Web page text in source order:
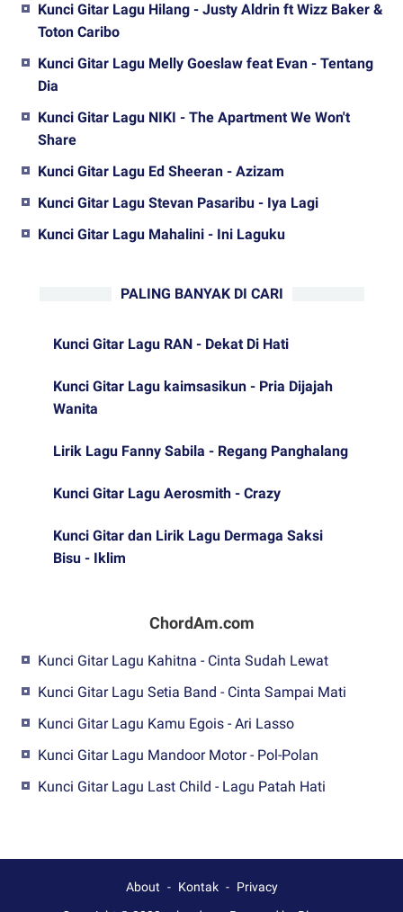
Kunci Gitar Lagu Hilang - Justy Aldrin ft Wizz Baker &
Toton Caribo
Kunci Gitar Lagu Melly Goeslaw feat Evan - Tentang
Dia
Kunci Gitar Lagu NIKI - The Apartment We Won't
Share
Kunci Gitar Lagu Ed Sheeran - Azizam
Kunci Gitar Lagu Stevan Pasaribu - Iya Lagi
Kunci Gitar Lagu Mahalini - Ini Laguku
PALING BANYAK DI CARI
Kunci Gitar Lagu RAN - Dekat Di Hati
Kunci Gitar Lagu kaimsasikun - Pria Dijajah
Wanita
Lirik Lagu Fanny Sabila - Regang Panghalang
Kunci Gitar Lagu Aerosmith - Crazy
Kunci Gitar dan Lirik Lagu Dermaga Saksi
Bisu - Iklim
ChordAm.com
Kunci Gitar Lagu Kahitna - Cinta Sudah Lewat
Kunci Gitar Lagu Setia Band - Cinta Sampai Mati
Kunci Gitar Lagu Kamu Egois - Ari Lasso
Kunci Gitar Lagu Mandoor Motor - Pol-Polan
Kunci Gitar Lagu Last Child - Lagu Patah Hati
About Kontak
Privacy